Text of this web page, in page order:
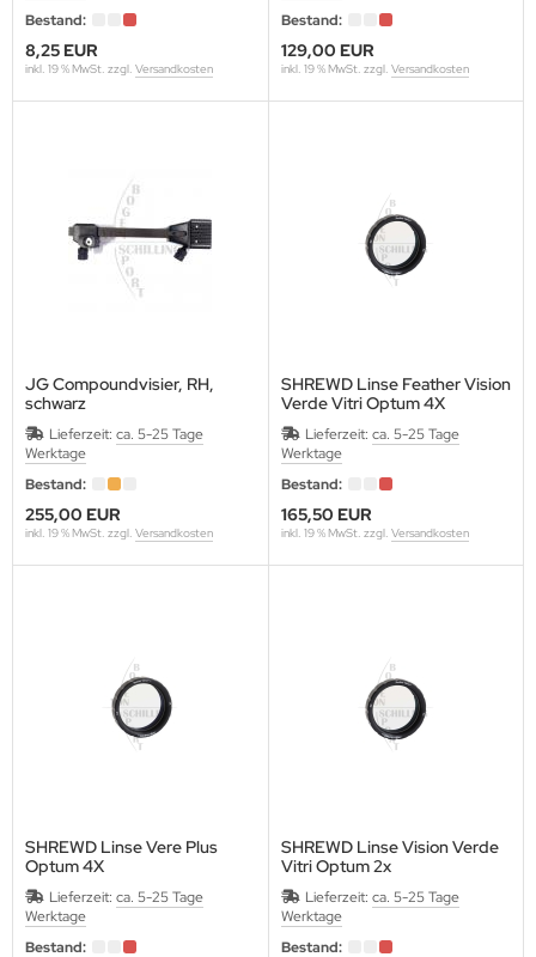
Bestand:
8,25 EUR
inkl. 19 % MwSt. zzgl. Versandkosten
Bestand:
129,00 EUR
inkl. 19 % MwSt. zzgl. Versandkosten
JG Compoundvisier, RH,
schwarz
Lieferzeit: ca. 5-25 Tage
Werktage
Bestand:
255,00 EUR
inkl. 19 % MwSt. zzgl. Versandkosten
SHREWD Linse Feather Vision
Verde Vitri Optum 4X
Lieferzeit: ca. 5-25 Tage
Werktage
Bestand:
165,50 EUR
inkl. 19 % MwSt. zzgl. Versandkosten
SHREWD Linse Vere Plus
Optum 4X
Lieferzeit: ca. 5-25 Tage
Werktage
Bestand:
SHREWD Linse Vision Verde
Vitri Optum 2x
Lieferzeit: ca. 5-25 Tage
Werktage
Bestand:
FLETCH PRODUCTS
FACES (Egertec)